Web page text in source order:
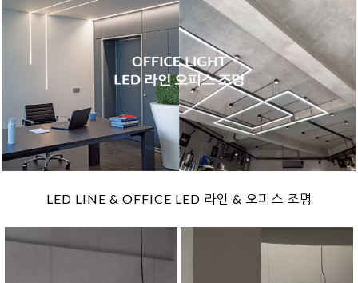
LED LINE & OFFICE LED 라인 & 오피스 조명